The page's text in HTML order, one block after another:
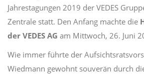
Jahrestagungen 2019 der VEDES
Zentrale statt. Den Anfang machte die
der VEDES AG am Mittwoch, 26. Juni
Wie immer führte der
Wiedmann gewohnt souverän durch